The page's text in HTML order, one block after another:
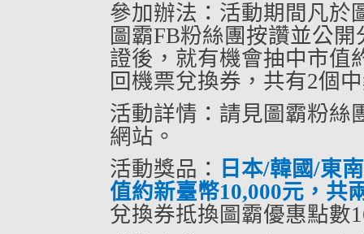
參加辦法：活動期間凡於
圖霸FB粉絲團按讚並公
證後，就有機會抽中市值
回機票兌換券，共有2個
活動詳情：請見圖霸粉絲
網站。
活動獎品： 日本/韓國/東
值約新臺幣10,000元，共
兌換券抵換圖霸優惠點數